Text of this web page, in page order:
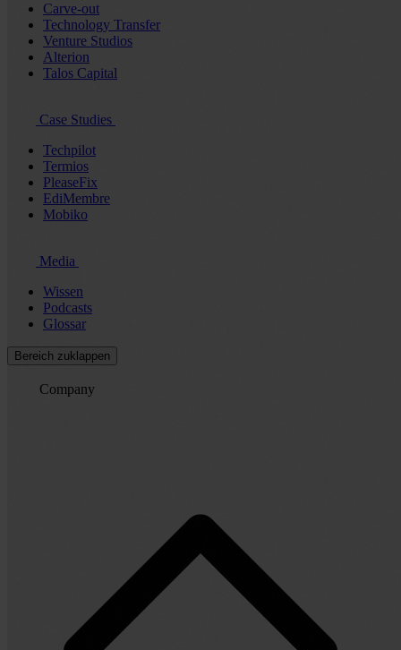
Carve-out
Technology Transfer
Venture Studios
Alterion
Talos Capital
Case Studies
Techpilot
Termios
PleaseFix
EdiMembre
Mobiko
Media
Wissen
Podcasts
Glossar
Bereich zuklappen
Company